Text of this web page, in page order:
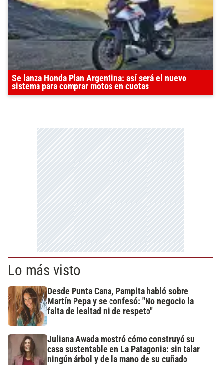
Se lanza Honda Plan Argentina: así será el nuevo
sistema para comprar motos en cuotas
Lo más visto
Desde Punta Cana, Pampita habló sobre
Martín Pepa y se confesó: "No negocio la
falta de lealtad ni de respeto"
Juliana Awada mostró cómo construyó su
casa sustentable en La Patagonia: sin talar
ningún árbol y de la mano de su cuñado